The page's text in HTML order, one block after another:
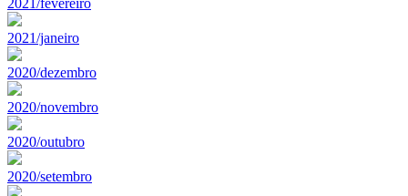
2021/janeiro
2020/dezembro
2020/novembro
2020/outubro
2020/setembro